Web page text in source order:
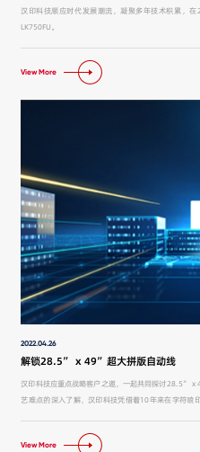
汉印科技顺应时代发展潮流，凝聚多年技术积累，
LK750FU。
View More
2022.04.26
解锁28.5” x 49”超大拼版自动线
汉印科技应重点战略客户之邀，一起共同探讨28.5”
艺难点的深入了解，汉印科技凭借着10年来在字符
货，目前已投入生产中。
View More